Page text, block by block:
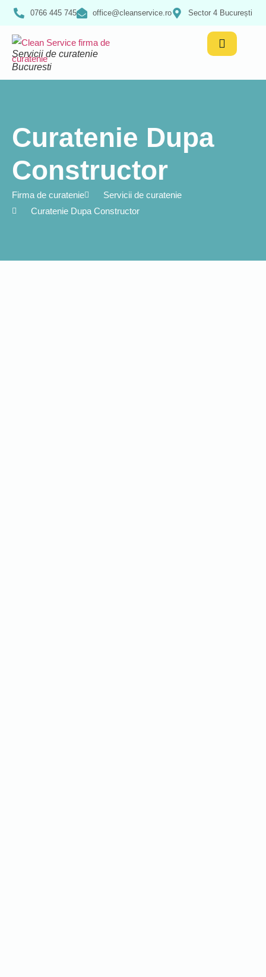
0766 445 745 office@cleanservice.ro Sector 4 București
Servicii de curatenie
Bucuresti
Curatenie Dupa
Constructor
Firma de curatenie
Servicii de curatenie
Curatenie Dupa Constructor